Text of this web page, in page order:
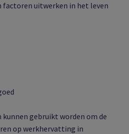
factoren uitwerken in het leven
gebruikt worden om de
op werkhervatting in